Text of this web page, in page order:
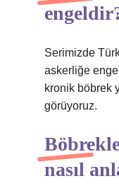
Serimizde
askerliğe
kronik böbrek
görüyoruz.
nasıl